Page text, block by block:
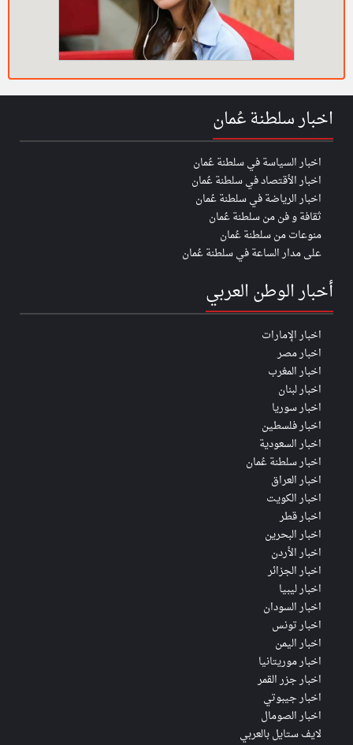
اخبار سلطنة عُمان
اخبار السياسة في سلطنة عُمان
اخبار الأقتصاد في سلطنة عُمان
اخبار الرياضة في سلطنة عُمان
ثقافة و فن من سلطنة عُمان
منوعات من سلطنة عُمان
على مدار الساعة في سلطنة عُمان
أخبار الوطن العربي
اخبار الإمارات
اخبار مصر
اخبار المغرب
اخبار لبنان
اخبار سوريا
اخبار فلسطين
اخبار السعودية
اخبار سلطنة عُمان
اخبار العراق
اخبار الكويت
اخبار قطر
اخبار البحرين
اخبار الأردن
اخبار الجزائر
اخبار ليبيا
اخبار السودان
اخبار تونس
اخبار اليمن
اخبار موريتانيا
اخبار جزر القمر
اخبار جيبوتي
اخبار الصومال
لايف ستايل بالعربي